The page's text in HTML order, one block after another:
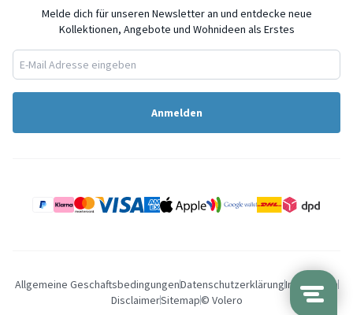
Melde dich für unseren Newsletter an und entdecke neue
Kollektionen, Angebote und Wohnideen als Erstes
Anmelden
Allgemeine GeschaftsbedingungenDatenschutzerklärungImpressum
DisclaimerSitemap© Volero